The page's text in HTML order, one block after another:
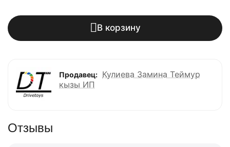
В корзину
Продавец: Кулиева Замина Теймур
кызы ИП
Отзывы